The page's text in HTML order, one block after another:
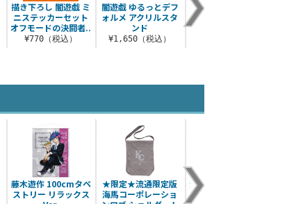
描き下ろし 闇遊戯 ミ
ニステッカーセット
オフモードの決闘者..
¥770（税込）
闇遊戯 ゆるっとデフ
ォルメ アクリルスタ
ンド
¥1,650（税込）
勝利を確信する海馬
瀬人 アクリルスタン
藤木遊作 100cmタペ
ストリー リラックス
★限定★流通限定版
海馬コーポレーショ
鴻上了見 B2タペスト
リー デュエルへの闘